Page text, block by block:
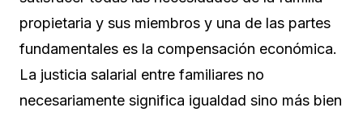
propietaria y sus miembros y una de las partes
fundamentales es la compensación económica.
La justicia salarial entre familiares no
necesariamente significa igualdad sino más bien